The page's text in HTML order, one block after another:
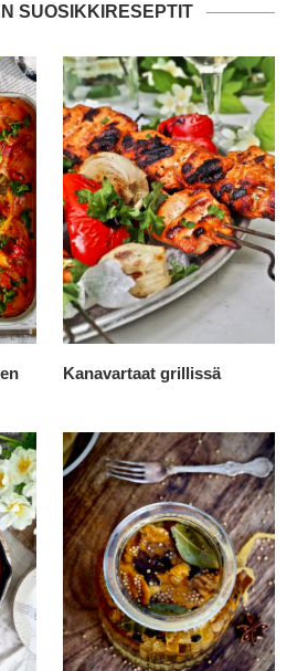
SUOSIKKIRESEPTIT
Kanavartaat grillissä